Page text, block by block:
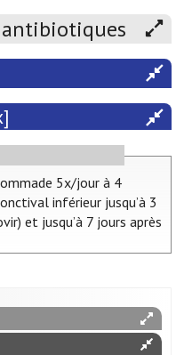
antibiotiques
5x/jour à 4
inférieur jusqu’à 3
et jusqu’à 7 jours après